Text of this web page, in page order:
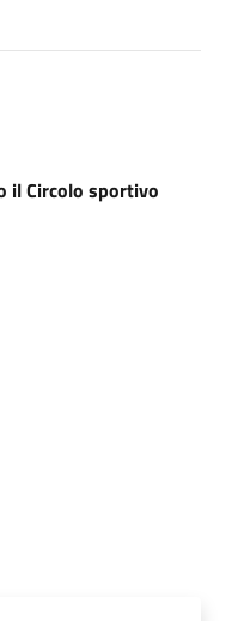
il Circolo sportivo